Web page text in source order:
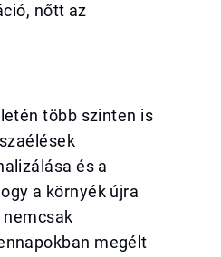
nőtt az
több szinten is
és a
a környék újra
megélt